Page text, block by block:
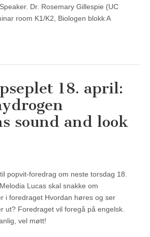
Dr. Rosemary Gillespie (UC
room K1/K2, Biologen blokk A
18. april:
sound and look
popvit-foredrag om neste torsdag 18.
Lucas skal snakke om
i foredraget Hvordan høres og ser
ut? Foredraget vil foregå på engelsk.
vel møtt!